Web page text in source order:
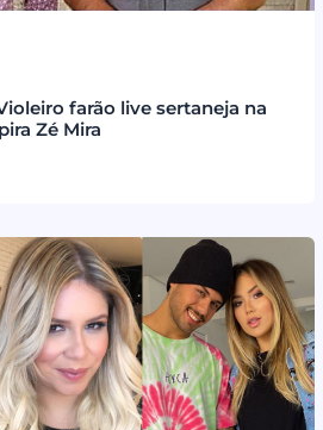
farão live sertaneja na
Zé Mira